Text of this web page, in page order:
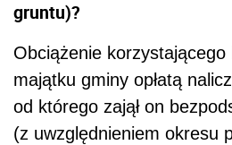
gruntu)?
Obciążenie korzystającego
majątku gminy opłatą
od którego zajął on
(z uwzględnieniem okresu